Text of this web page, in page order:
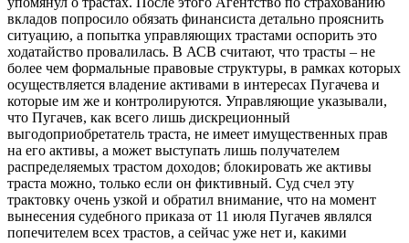
вкладов попросило обязать финансиста детально прояснить
ситуацию, а попытка управляющих трастами оспорить это
ходатайство провалилась. В АСВ считают, что трасты – не
более чем формальные правовые структуры, в рамках которых
осуществляется владение активами в интересах Пугачева и
которые им же и контролируются. Управляющие указывали,
что Пугачев, как всего лишь дискреционный
выгодоприобретатель траста, не имеет имущественных прав
на его активы, а может выступать лишь получателем
распределяемых трастом доходов; блокировать же активы
траста можно, только если он фиктивный. Суд счел эту
трактовку очень узкой и обратил внимание, что на момент
вынесения судебного приказа от 11 июля Пугачев являлся
попечителем всех трастов, а сейчас уже нет и, какими